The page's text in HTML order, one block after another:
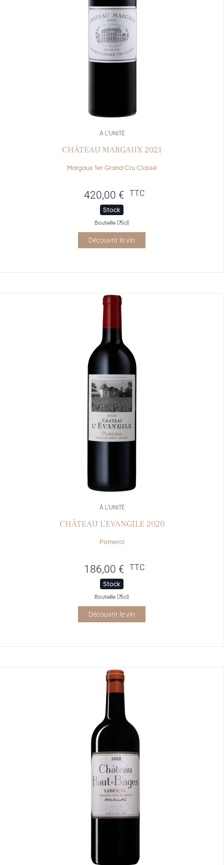
À L’UNITÉ
CHÂTEAU MARGAUX 2021
Margaux 1er Grand Cru Classé
420,00 € TTC
Stock
Bouteille (75cl)
Découvrir le vin
À L’UNITÉ
CHÂTEAU L’EVANGILE 2020
Pomerol
186,00 € TTC
Stock
Bouteille (75cl)
Découvrir le vin